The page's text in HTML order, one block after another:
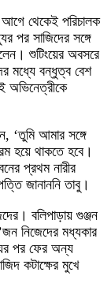
আগে থেকেই পরিচালক
পর সাজিদের সঙ্গে
শুটিংয়ের অবসরে
মধ্যে বন্ধুত্ব বেশ
অভিনেত্রীকে
‘তুমি আমার সঙ্গে
হয়ে থাকতে হবে।
প্রথম নারীর
জানাননি তাবু।
বলিপাড়ায় গুঞ্জন
নিজেদের মধ্যকার
পর ফের অন্য
কটাক্ষের মুখে